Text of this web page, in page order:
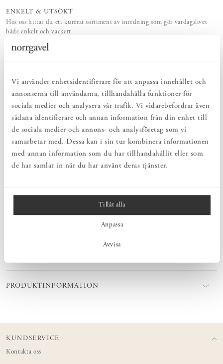
Vi använder enhetsidentifierare för att anpassa innehållet och
annonserna till användarna, tillhandahålla funktioner för
sociala medier och analysera vår trafik. Vi vidarebefordrar även
sådana identifierare och annan information från din enhet till
de sociala medier och annons- och analysföretag som vi
samarbetar med. Dessa kan i sin tur kombinera informationen
med annan information som du har tillhandahållit eller som
de har samlat in när du har använt deras tjänster.
Tillåt alla
Anpassa
Avvisa
ENKELT & UTSÖKT
Hos oss hittar du ett kurerat sortiment av inredning som gör vardagslivet
både enkelt och vackert.
NATURLIGT & LÅNGSIKTIGT
Bruksföremål och inredningsdetaljer som genomgående är tillverkade av
Inredningsdetaljer som kompletterar möblerna och skapar en harmonisk
helhetsupplevelse.
PRODUKTBESKRIVNING
Större skål i antracitgrått stengods med rå utsida och glaserad
insida i halvtransparent vit glasyr. Tillverkad av Annica Gjerstad i
form och storlek kan förändras något under tork- och
mikrovågsugn. För att bevara glasyrens yta över tid rekommenderas
ett milt maskindiskmedel.
PRODUKTINFORMATION
KUNDSERVICE
Kontakta oss